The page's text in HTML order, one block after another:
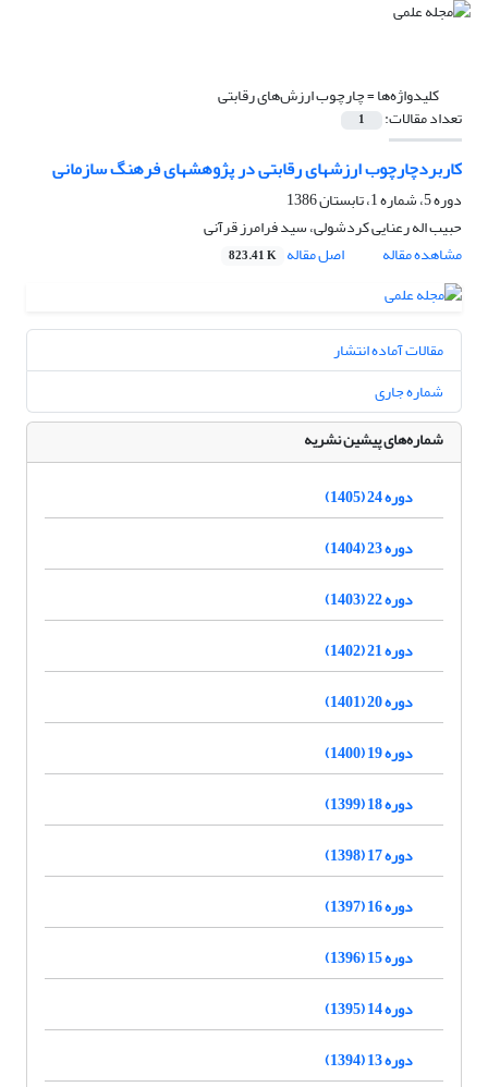
کلیدواژه‌ها =چارچوب ارزش‌های رقابتی
تعداد مقالات: 1
کاربردچارچوب ارزشهای رقابتی در پژوهشهای فرهنگ سازمانی
دوره 5، شماره 1، تابستان 1386
حبیب اله رعنایی کردشولی، سید فرامرز قرآنی
مشاهده مقاله
اصل مقاله 823.41 K
مقالات آماده انتشار
شماره جاری
شماره‌های پیشین نشریه
دوره 24 (1405)
دوره 23 (1404)
دوره 22 (1403)
دوره 21 (1402)
دوره 20 (1401)
دوره 19 (1400)
دوره 18 (1399)
دوره 17 (1398)
دوره 16 (1397)
دوره 15 (1396)
دوره 14 (1395)
دوره 13 (1394)